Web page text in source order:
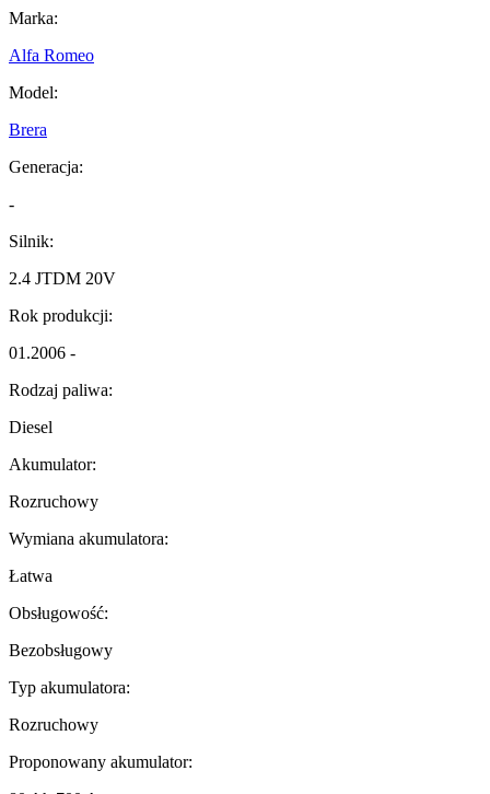
Marka:
Alfa Romeo
Model:
Brera
Generacja:
-
Silnik:
2.4 JTDM 20V
Rok produkcji:
01.2006 -
Rodzaj paliwa:
Diesel
Akumulator:
Rozruchowy
Wymiana akumulatora:
Łatwa
Obsługowość:
Bezobsługowy
Typ akumulatora:
Rozruchowy
Proponowany akumulator: